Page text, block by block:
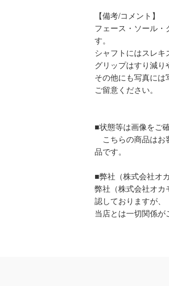
【備考/コメント】
フェース・ソール・
す。
シャフトにはスレキ
グリップはすり減り
その他にも写真に
ご留意ください。
■状態等は画像をご
こちらの商品はお
品です。
■弊社（株式会社オ
弊社（株式会社オカ
認しておりますが、
当店とは一切関係が